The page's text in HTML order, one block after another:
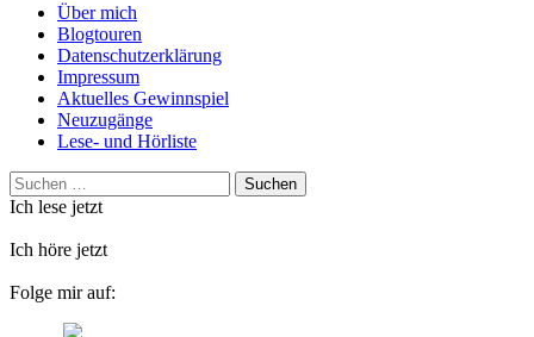
Über mich
Blogtouren
Datenschutzerklärung
Impressum
Aktuelles Gewinnspiel
Neuzugänge
Lese- und Hörliste
Suchen
nach:
Ich lese jetzt
Ich höre jetzt
Folge mir auf: